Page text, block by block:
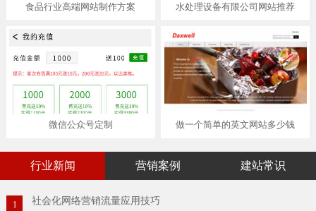
食品行业高端网站制作方案 水处理设备有限公司网站推荐
微信公众号定制 做一个简单的英文网站多少钱
行业新闻 营销案例 建站常识
1 社会化网络营销流量应用技巧